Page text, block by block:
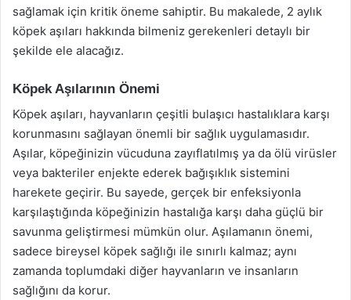
sağlamak için kritik öneme sahiptir. Bu makalede, 2 aylık
köpek aşıları hakkında bilmeniz gerekenleri detaylı bir
şekilde ele alacağız.
Köpek Aşılarının Önemi
Köpek aşıları, hayvanların çeşitli bulaşıcı hastalıklara karşı
korunmasını sağlayan önemli bir sağlık uygulamasıdır.
Aşılar, köpeğinizin vücuduna zayıflatılmış ya da ölü virüsler
veya bakteriler enjekte ederek bağışıklık sistemini
harekete geçirir. Bu sayede, gerçek bir enfeksiyonla
karşılaştığında köpeğinizin hastalığa karşı daha güçlü bir
savunma geliştirmesi mümkün olur. Aşılamanın önemi,
sadece bireysel köpek sağlığı ile sınırlı kalmaz; aynı
zamanda toplumdaki diğer hayvanların ve insanların
sağlığını da korur.